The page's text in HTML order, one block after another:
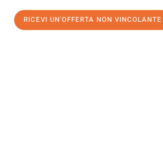
RICEVI UN'OFFERTA NON VINCOLANTE